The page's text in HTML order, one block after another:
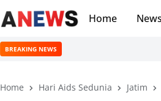
Home News
BREAKING NEWS
Home Hari Aids Sedunia Jatim